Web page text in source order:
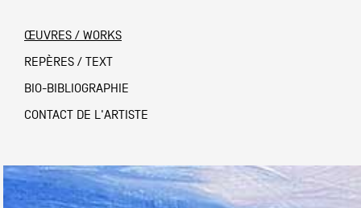
Équipe
Partenaires
ŒUVRES / WORKS
REPÈRES / TEXT
BIO-BIBLIOGRAPHIE
CONTACT DE L'ARTISTE